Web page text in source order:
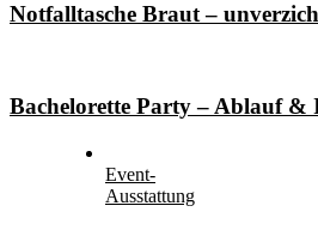
Notfalltasche Braut –
Bachelorette Party – Ablauf &
Event-
Ausstattung